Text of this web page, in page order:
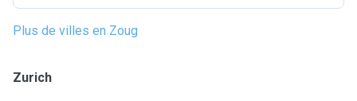
Plus de villes en Zoug
Zurich